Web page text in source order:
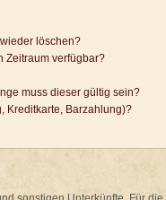
löschen?
Zeitraum verfügbar?
muss dieser gültig sein?
Kreditkarte, Barzahlung)?